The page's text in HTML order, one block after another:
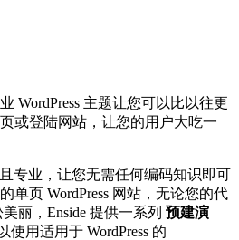
WordPress 主题让您可以比以往更
或登陆网站，让您的用户大吃一
专业，让您无需任何编码知识即可
单页 WordPress 网站，无论您的代
丽，Enside 提供一系列 预建演
使用适用于 WordPress 的